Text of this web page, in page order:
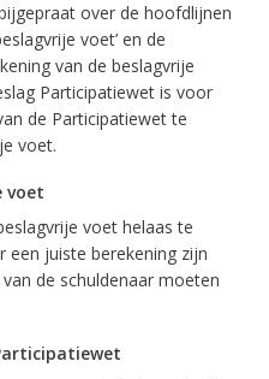
over de hoofdlijnen
voet’ en de
van de beslagvrije
Participatiewet is voor
de Participatiewet te
voet.
voet
voet helaas te
een juiste berekening zijn
de schuldenaar moeten